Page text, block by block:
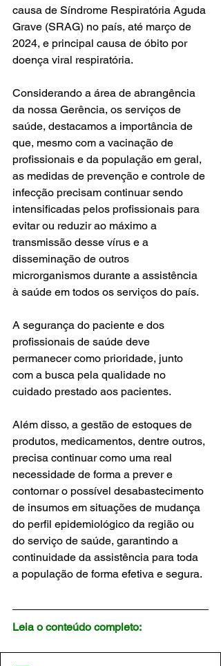
causa de Síndrome Respiratória Aguda
Grave (SRAG) no país, até março de
2024, e principal causa de óbito por
doença viral respiratória.
Considerando a área de abrangência
da nossa Gerência, os serviços de
saúde, destacamos a importância de
que, mesmo com a vacinação de
profissionais e da população em geral,
as medidas de prevenção e controle de
infecção precisam continuar sendo
intensificadas pelos profissionais para
evitar ou reduzir ao máximo a
transmissão desse vírus e a
disseminação de outros
microrganismos durante a assistência
à saúde em todos os serviços do país.
A segurança do paciente e dos
profissionais de saúde deve
permanecer como prioridade, junto
com a busca pela qualidade no
cuidado prestado aos pacientes.
Além disso, a gestão de estoques de
produtos, medicamentos, dentre outros,
precisa continuar como uma real
necessidade de forma a prever e
contornar o possível desabastecimento
de insumos em situações de mudança
do perfil epidemiológico da região ou
do serviço de saúde, garantindo a
continuidade da assistência para toda
a população de forma efetiva e segura.
Leia o conteúdo completo: